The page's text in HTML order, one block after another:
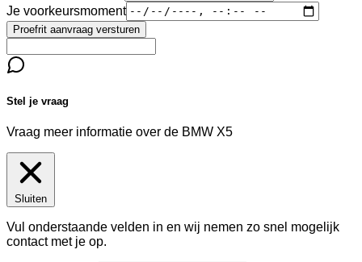
Je voorkeursmoment
Proefrit aanvraag versturen
Stel je vraag
Vraag meer informatie over de BMW X5
Sluiten
Vul onderstaande velden in en wij nemen zo snel mogelijk
contact met je op.